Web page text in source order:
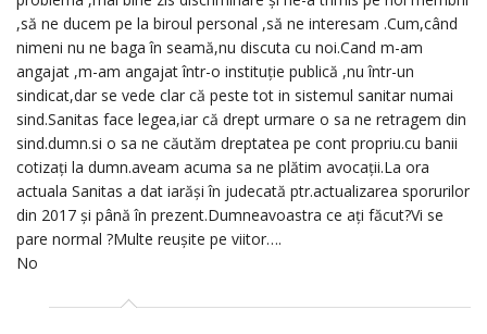
,să ne ducem pe la biroul personal ,să ne interesam .Cum,când
nimeni nu ne baga în seamă,nu discuta cu noi.Cand m-am
angajat ,m-am angajat într-o instituție publică ,nu într-un
sindicat,dar se vede clar că peste tot in sistemul sanitar numai
sind.Sanitas face legea,iar că drept urmare o sa ne retragem din
sind.dumn.si o sa ne căutăm dreptatea pe cont propriu.cu banii
cotizați la dumn.aveam acuma sa ne plătim avocații.La ora
actuala Sanitas a dat iarăși în judecată ptr.actualizarea sporurilor
din 2017 și până în prezent.Dumneavoastra ce ați făcut?Vi se
pare normal ?Multe reușite pe viitor….
No